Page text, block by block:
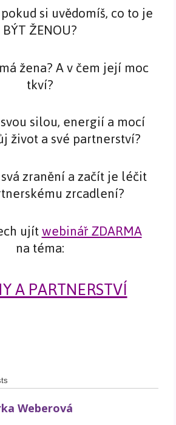
si uvědomíš, co to je
BÝT ŽENOU?
žena? A v čem její moc
tkví?
silou, energií a mocí
život a své partnerství?
zranění a začít je léčit
zrcadlení?
ujítwebinář ZDARMA
na téma:
A PARTNERSTVÍ
Weberová